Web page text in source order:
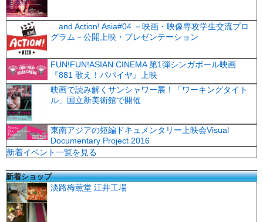
…and Action! Asia#04 －映画・映像専攻学生交流プロ
グラム－公開上映・プレゼンテーション
FUN!FUN!ASIAN CINEMA 第1弾シンガポール映画
『881 歌え！パパイヤ』上映
映画で読み解くサンシャワー展！「ワーキングタイト
ル」国立新美術館で開催
東南アジアの短編ドキュメンタリー上映会Visual
Documentary Project 2016
新着イベント一覧を見る
新着ショップ
淡路梅薫堂 江井工場